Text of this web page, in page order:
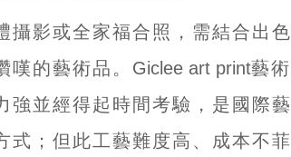
攝影或全家福合照，需結合出
嘆的藝術品。 Giclee art print藝
強並經得起時間考驗，是國際
式；但此工藝難度高、成本不